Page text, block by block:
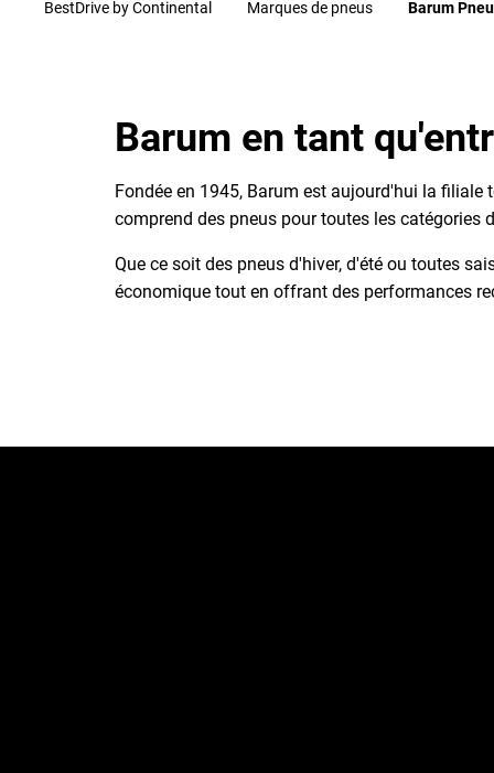
BestDrive by Continental Marques de pneus Barum
Barum en tant
Fondée en 1945, Barum est aujourd'hui la
comprend des pneus pour toutes les catégories
Que ce soit des pneus d'hiver, d'été ou toutes
économique tout en offrant des performances